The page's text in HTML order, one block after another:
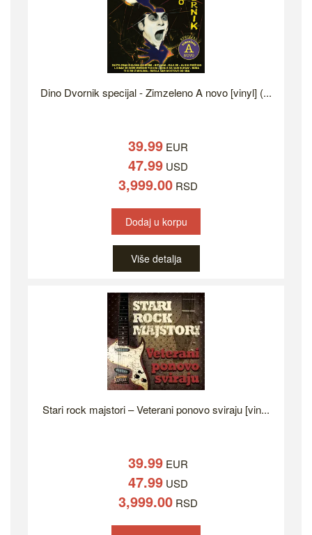
Dino Dvornik specijal - Zimzeleno A novo [vinyl] (...
39.99EUR
47.99USD
3,999.00RSD
Dodaj u korpu
Više detalja
Stari rock majstori – Veterani ponovo sviraju [vin...
39.99EUR
47.99USD
3,999.00RSD